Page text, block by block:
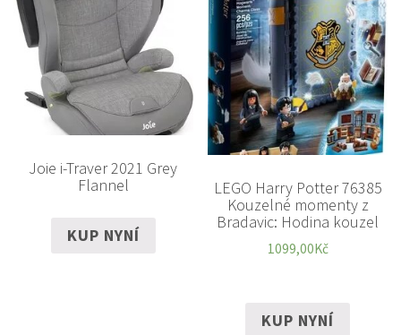
Joie i-Traver 2021 Grey
Flannel
KUP NYNÍ
LEGO Harry Potter 76385
Kouzelné momenty z
Bradavic: Hodina kouzel
1099,00Kč
KUP NYNÍ